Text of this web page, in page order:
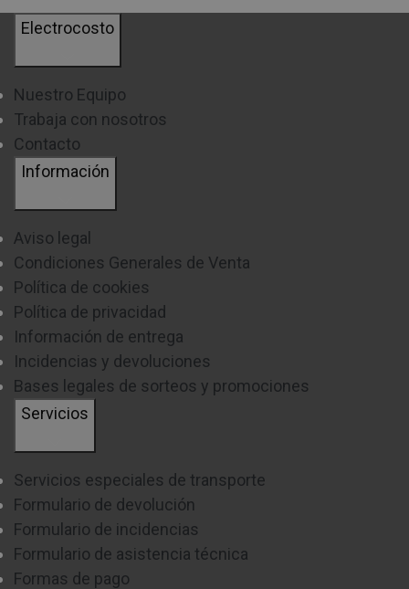
Electrocosto
Nuestro Equipo
Trabaja con nosotros
Contacto
Información
Aviso legal
Condiciones Generales de Venta
Política de cookies
Política de privacidad
Información de entrega
Incidencias y devoluciones
Bases legales de sorteos y promociones
Servicios
Servicios especiales de transporte
Formulario de devolución
Formulario de incidencias
Formulario de asistencia técnica
Formas de pago